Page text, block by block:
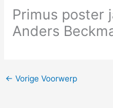
Primus poster
Anders
← Vorige Voorwerp